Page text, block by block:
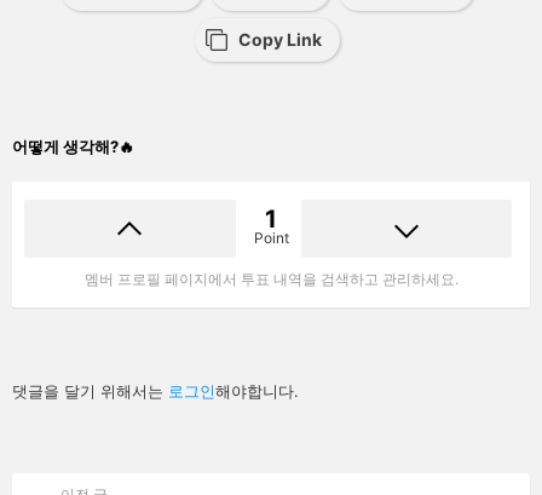
Copy Link
어떻게 생각해?🔥
1
Point
멤버 프로필 페이지에서 투표 내역을 검색하고 관리하세요.
답
글
댓글을 달기 위해서는 로그인해야합니다.